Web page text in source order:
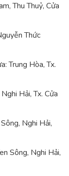
Thu Thuỷ, Cửa
Thức
Trung Hòa, Tx.
Hải, Tx. Cửa
Nghi Hải,
Sông, Nghi Hải,